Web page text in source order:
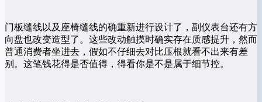
门板缝线以及座椅缝线的确重新进行设计了，副仪表台还有方
向盘也改变造型了。这些改动触摸时确实存在质感提升，然而
普通消费者坐进去，假如不仔细去对比压根就看不出来有差
别。这笔钱花得是否值得，得看你是不是属于细节控。